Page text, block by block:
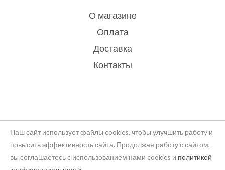
О магазине
Оплата
Доставка
Контакты
Наш сайт использует файлы cookies, чтобы улучшить работу и
повысить эффективность сайта. Продолжая работу с сайтом,
вы соглашаетесь с использованием нами cookies и политикой